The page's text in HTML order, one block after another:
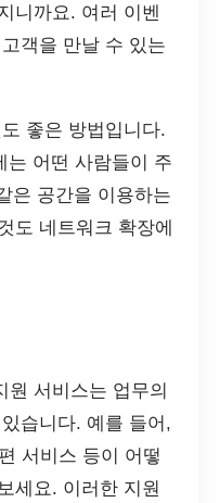
니까요. 여러 이벤
객을 만날 수 있는
좋은 방법입니다.
는 어떤 사람들이 주
은 공간을 이용하는
도 네트워크 확장에
원 서비스는 업무의
습니다. 예를 들어,
서비스 등이 어떻
세요. 이러한 지원